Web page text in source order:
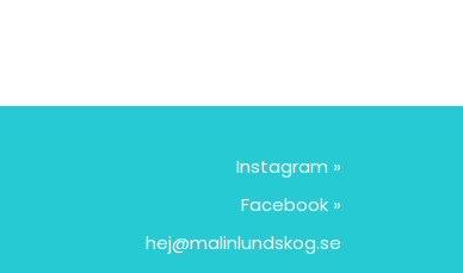
Instagram »
Facebook »
hej@malinlundskog.se